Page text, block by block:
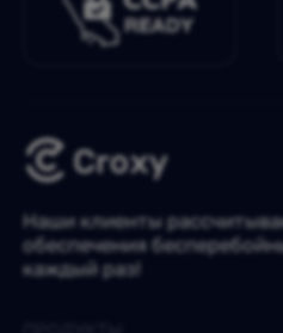
Наши клиенты
обеспечения
каждый раз!